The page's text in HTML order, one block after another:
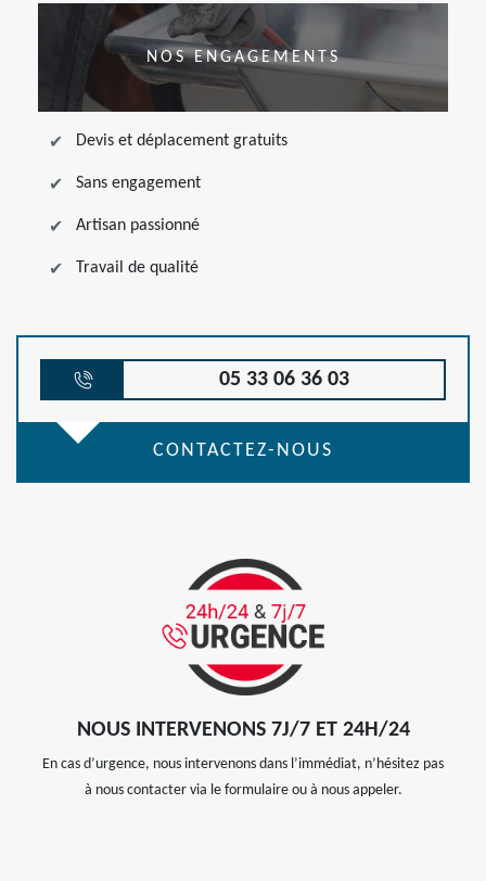
NOS ENGAGEMENTS
Devis et déplacement gratuits
Sans engagement
Artisan passionné
Travail de qualité
05 33 06 36 03
CONTACTEZ-NOUS
NOUS INTERVENONS 7J/7 ET 24H/24
En cas d’urgence, nous intervenons dans l’immédiat, n’hésitez pas
à nous contacter via le formulaire ou à nous appeler.